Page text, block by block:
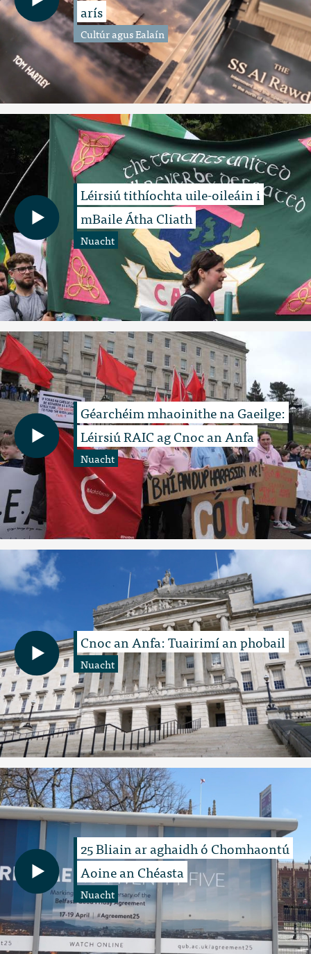
arís
Cultúr agus Ealaín
Léirsiú tithíochta uile-oileáin i
mBaile Átha Cliath
Nuacht
Géarchéim mhaoinithe na Gaeilge:
Léirsiú RAIC ag Cnoc an Anfa
Nuacht
Cnoc an Anfa: Tuairimí an phobail
Nuacht
25 Bliain ar aghaidh ó Chomhaontú
Aoine an Chéasta
Nuacht